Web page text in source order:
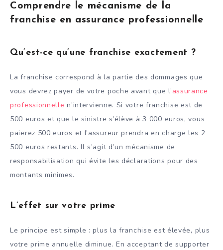
Comprendre le mécanisme de la
franchise en assurance professionnelle
Qu’est-ce qu’une franchise exactement ?
La franchise correspond à la partie des dommages que
vous devrez payer de votre poche avant que l’assurance
professionnelle n’intervienne. Si votre franchise est de
500 euros et que le sinistre s’élève à 3 000 euros, vous
paierez 500 euros et l’assureur prendra en charge les 2
500 euros restants. Il s’agit d’un mécanisme de
responsabilisation qui évite les déclarations pour des
montants minimes.
L’effet sur votre prime
Le principe est simple : plus la franchise est élevée, plus
votre prime annuelle diminue. En acceptant de supporter